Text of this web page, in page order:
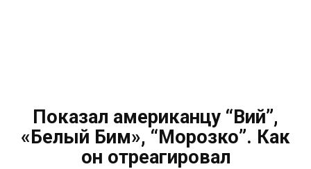
Показал американцу “Вий”,
«Белый Бим», “Морозко”. Как
он отреагировал